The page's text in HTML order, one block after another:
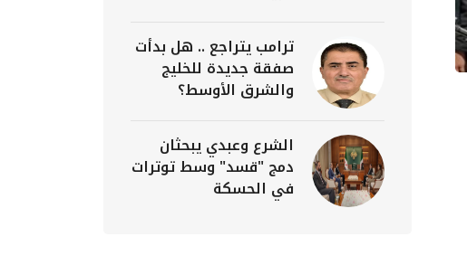
ترامب يتراجع .. هل بدأت
صفقة جديدة للخليج
والشرق الأوسط؟
الشرع وعبدي يبحثان
دمج "قسد" وسط توترات
في الحسكة